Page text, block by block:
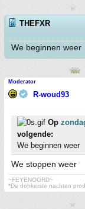
THEFXR
We beginnen weer
Moderator
R-woud93
Op
volgende:
We beginnen weer
We stoppen weer
~FEYENOORD~
*De donkerste nachten